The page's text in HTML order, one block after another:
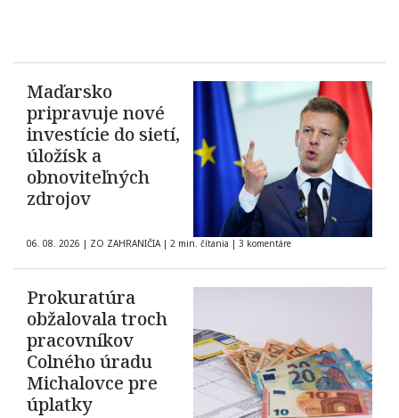
Maďarsko
pripravuje nové
investície do sietí,
úložísk a
obnoviteľných
zdrojov
06. 08. 2026 | ZO ZAHRANIČIA | 2 min. čítania | 3 komentáre
Prokuratúra
obžalovala troch
pracovníkov
Colného úradu
Michalovce pre
úplatky